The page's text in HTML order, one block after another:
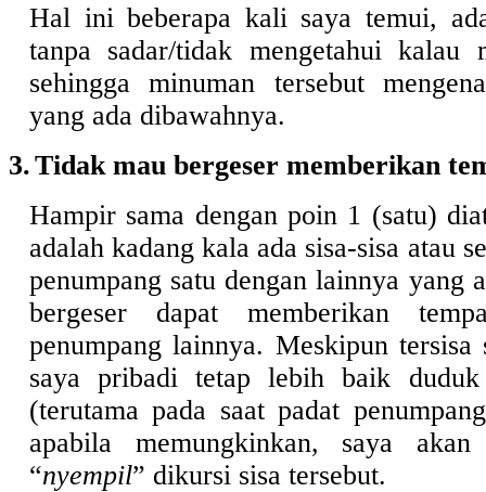
Hal ini beberapa kali saya temui,
tanpa sadar/tidak mengetahui kalau
sehingga minuman tersebut
yang ada dibawahnya.
3.Tidak mau bergeser memberikan
Hampir sama dengan poin 1 (satu)
adalah kadang kala ada sisa-sisa atau
penumpang satu dengan lainnya yang
bergeser dapat memberikan
penumpang lainnya. Meskipun
saya pribadi tetap lebih baik
(terutama pada saat padat
apabila memungkinkan, saya
“nyempil” dikursi sisa tersebut.